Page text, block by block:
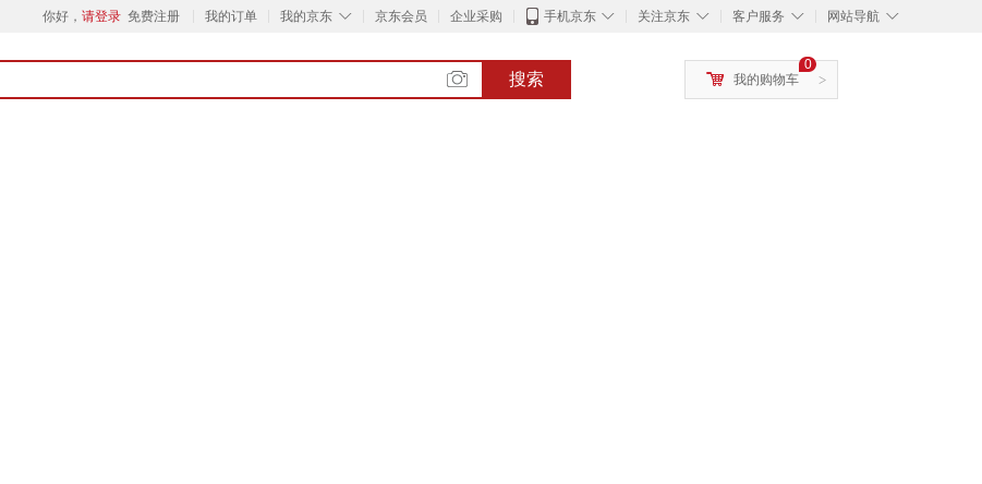
你好， 请登录 免费注册 我的订单 ◇
我的京东 京东会员 企业采购 ◇
手机京东 ◇
关注京东 ◇
客户服务 ◇
网站导航
搜索 >
0
我的购物车